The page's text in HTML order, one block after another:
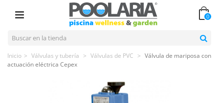
0
Inicio > Válvulas y tubería > Válvulas de PVC > Válvula de mariposa con
actuación eléctrica Cepex